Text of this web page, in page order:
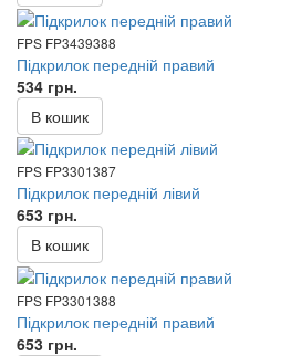
FPS FP3439388
Підкрилок передній правий
534 грн.
В кошик
FPS FP3301387
Підкрилок передній лівий
653 грн.
В кошик
FPS FP3301388
Підкрилок передній правий
653 грн.